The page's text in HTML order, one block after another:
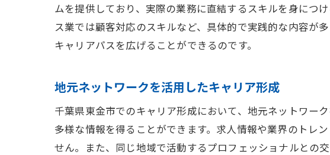
ムを提供しており、実際の業務に直結するスキルを身につ
ス業では顧客対応のスキルなど、具体的で実践的な内容が
キャリアパスを広げることができるのです。
地元ネットワークを活用したキャリア形成
千葉県東金市でのキャリア形成において、地元ネットワー
多様な情報を得ることができます。求人情報や業界のトレ
せん。また、同じ地域で活動するプロフェッショナルとの